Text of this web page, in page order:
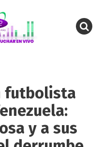
futbolista
y a sus